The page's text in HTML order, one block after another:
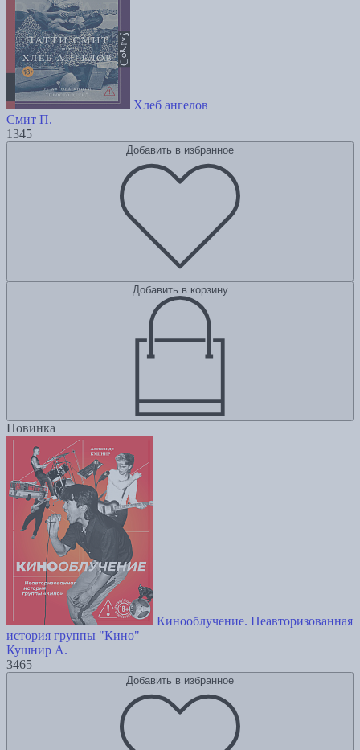
Хлеб ангелов
Смит П.
1345
Добавить в избранное
Добавить в корзину
Новинка
Кинооблучение. Неавторизованная
история группы "Кино"
Кушнир А.
3465
Добавить в избранное